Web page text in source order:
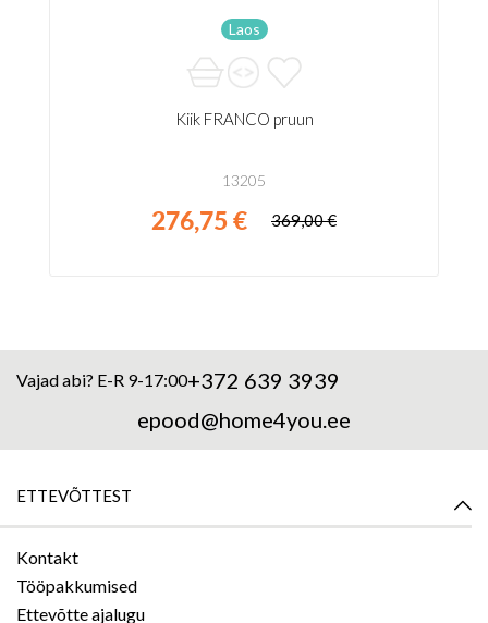
Laos
Kiik FRANCO pruun
13205
276,75 € 369,00 €
Vajad abi? E-R 9-17:00+372 639 3939
epood@home4you.ee
ETTEVÕTTEST
Kontakt
Tööpakkumised
Ettevõtte ajalugu